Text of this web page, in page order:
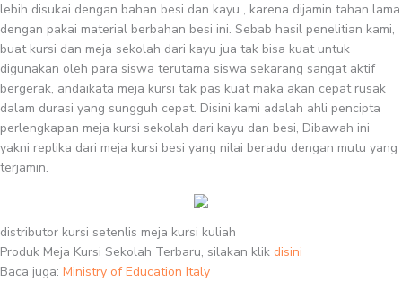
lebih disukai dengan bahan besi dan kayu , karena dijamin tahan lama
dengan pakai material berbahan besi ini. Sebab hasil penelitian kami,
buat kursi dan meja sekolah dari kayu jua tak bisa kuat untuk
digunakan oleh para siswa terutama siswa sekarang sangat aktif
bergerak, andaikata meja kursi tak pas kuat maka akan cepat rusak
dalam durasi yang sungguh cepat. Disini kami adalah ahli pencipta
perlengkapan meja kursi sekolah dari kayu dan besi, Dibawah ini
yakni replika dari meja kursi besi yang nilai beradu dengan mutu yang
terjamin.
distributor kursi setenlis meja kursi kuliah
Produk Meja Kursi Sekolah Terbaru, silakan klik disini
Baca juga: Ministry of Education Italy